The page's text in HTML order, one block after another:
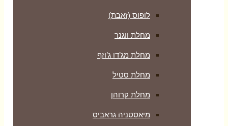
לופוס (זאבת)
מחלת ווגנר
מחלת מג’דו ג’וזף
מחלת סטיל
מחלת קרוהן
מיאסטניה גראביס